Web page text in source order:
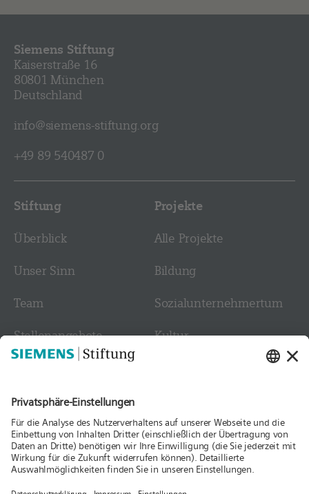
Siemens Stiftung
Kaiserstraße 16
80801 München
Deutschland
info@siemens-stiftung.org
+49 89 540487 0
Stiftung
Überblick
Unser Sinn
Team
Stellen­angebote
Projekte
Alle Projekte
Bildung
Sozial­­unternehmer­tum
Kultur
Medien
Aktuelles
Folgen Sie uns